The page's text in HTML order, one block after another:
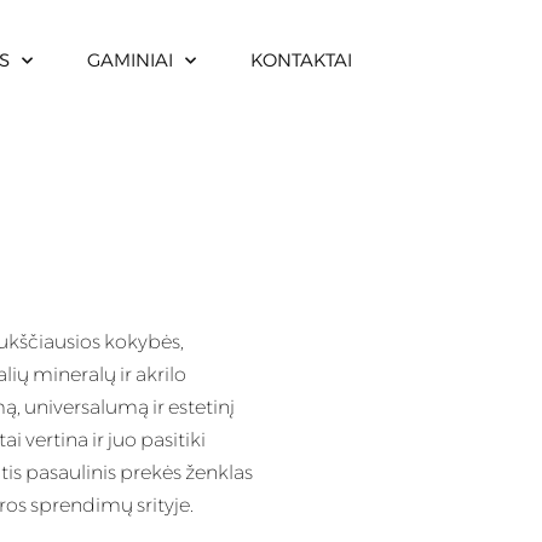
GAMINIAI KONTAKTAI
kokybės,
mineralų ir akrilo
universalumą ir estetinį
vertina ir juo pasitiki
pasaulinis prekės ženklas
sprendimų srityje.